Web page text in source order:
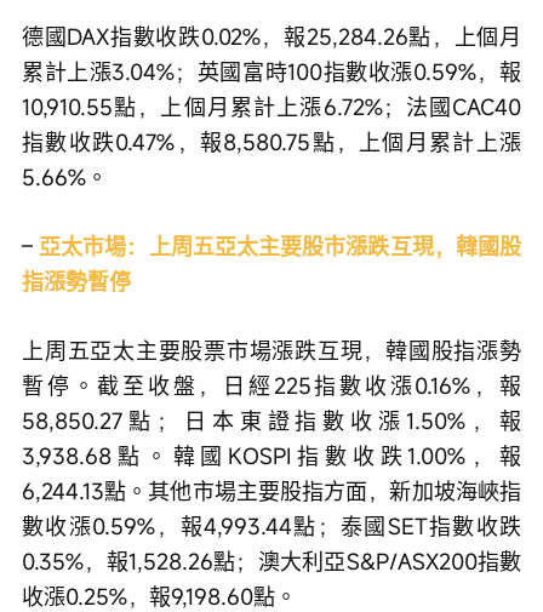
德國DAX指數收跌0.02%，報25,284.26點，上個月
累計上漲3.04%；英國富時100指數收漲0.59%，報
10,910.55點，上個月累計上漲6.72%；法國CAC40
指數收跌0.47%，報8,580.75點，上個月累計上漲
5.66%。
– 亞太市場：上周五亞太主要股市漲跌互現，韓國股
指漲勢暫停
上周五亞太主要股票市場漲跌互現，韓國股指漲勢
暫停。截至收盤，日經225指數收漲0.16%，報
58,850.27點；日本東證指數收漲1.50%，報
3,938.68點。韓國KOSPI指數收跌1.00%，報
6,244.13點。其他市場主要股指方面，新加坡海峽指
數收漲0.59%，報4,993.44點；泰國SET指數收跌
0.35%，報1,528.26點；澳大利亞S&P/ASX200指數
收漲0.25%，報9,198.60點。